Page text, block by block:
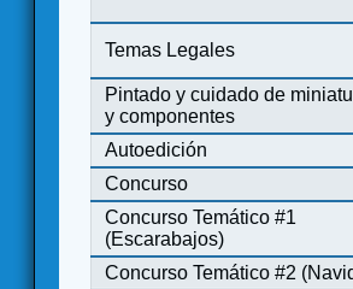
Temas Legales
Pintado y cuidado de
y componentes
Autoedición
Concurso
Concurso Temático #1
(Escarabajos)
Concurso Temático #2